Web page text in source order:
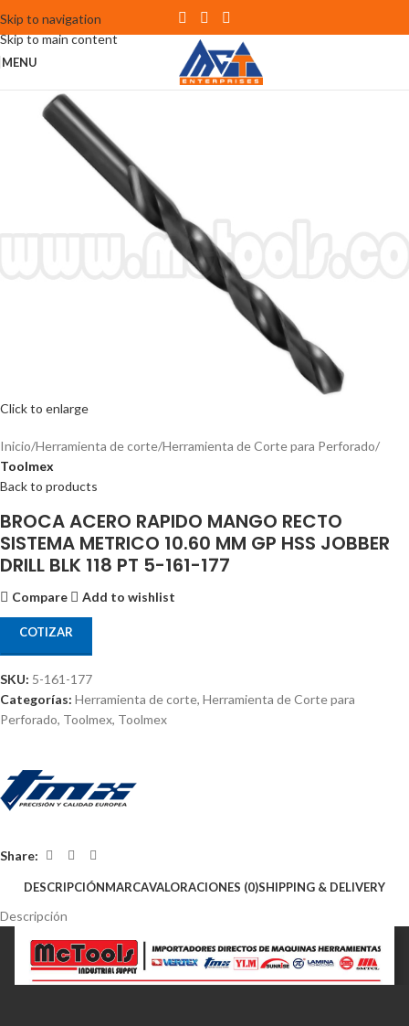
Skip to navigation
Skip to main content
MENU
Click to enlarge
Inicio Herramienta de corte Herramienta de Corte para Perforado
Toolmex
Back to products
BROCA ACERO RAPIDO MANGO RECTO
SISTEMA METRICO 10.60 MM GP HSS JOBBER
DRILL BLK 118 PT 5-161-177
Compare Add to wishlist
COTIZAR
SKU: 5-161-177
Categorías: Herramienta de corte, Herramienta de Corte para
Perforado, Toolmex, Toolmex
Share:
DESCRIPCIÓNMARCAVALORACIONES (0)SHIPPING & DELIVERY
Descripción